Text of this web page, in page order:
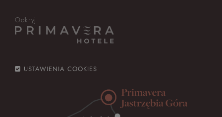
Odkryj
USTAWIENIA COOKIES